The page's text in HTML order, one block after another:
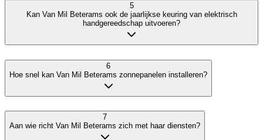
5
Kan Van Mil Beterams ook de jaarlijkse keuring van elektrisch
handgereedschap uitvoeren?
6
Hoe snel kan Van Mil Beterams zonnepanelen installeren?
7
Aan wie richt Van Mil Beterams zich met haar diensten?